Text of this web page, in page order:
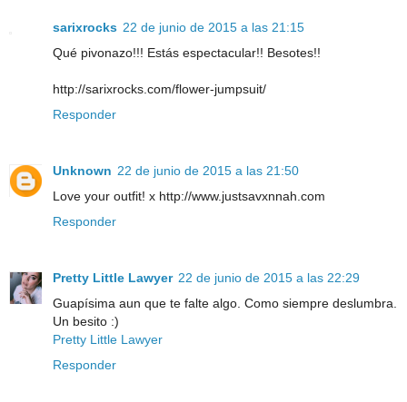
sarixrocks 22 de junio de 2015 a las 21:15
Qué pivonazo!!! Estás espectacular!! Besotes!!
http://sarixrocks.com/flower-jumpsuit/
Responder
Unknown 22 de junio de 2015 a las 21:50
Love your outfit! x http://www.justsavxnnah.com
Responder
Pretty Little Lawyer 22 de junio de 2015 a las 22:29
Guapísima aun que te falte algo. Como siempre deslumbra.
Un besito :)
Pretty Little Lawyer
Responder